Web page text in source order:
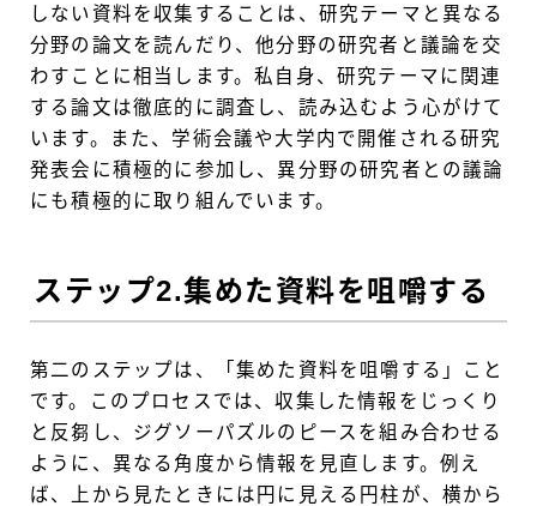
しない資料を収集することは、研究テーマと異なる
分野の論文を読んだり、他分野の研究者と議論を交
わすことに相当します。私自身、研究テーマに関連
する論文は徹底的に調査し、読み込むよう心がけて
います。また、学術会議や大学内で開催される研究
発表会に積極的に参加し、異分野の研究者との議論
にも積極的に取り組んでいます。
ステップ2.集めた資料を咀嚼する
第二のステップは、「集めた資料を咀嚼する」こと
です。このプロセスでは、収集した情報をじっくり
と反芻し、ジグソーパズルのピースを組み合わせる
ように、異なる角度から情報を見直します。例え
ば、上から見たときには円に見える円柱が、横から